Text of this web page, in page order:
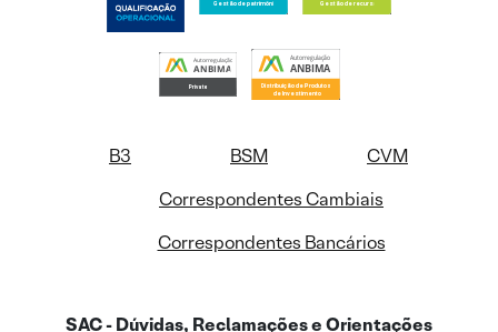
B3 BSM
CVM
Correspondentes Cambiais
Correspondentes Bancários
SAC - Dúvidas, Reclamações e Orientações